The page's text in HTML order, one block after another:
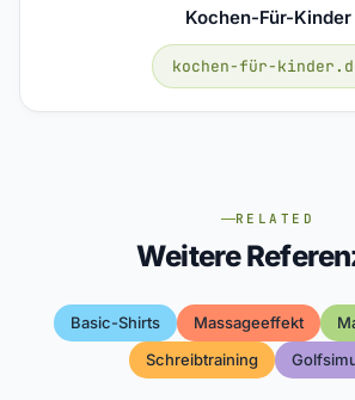
Kochen-Für-Kinder
kochen-für-
RELATED
Weitere
Basic-Shirts Massageeffekt
Schreibtraining